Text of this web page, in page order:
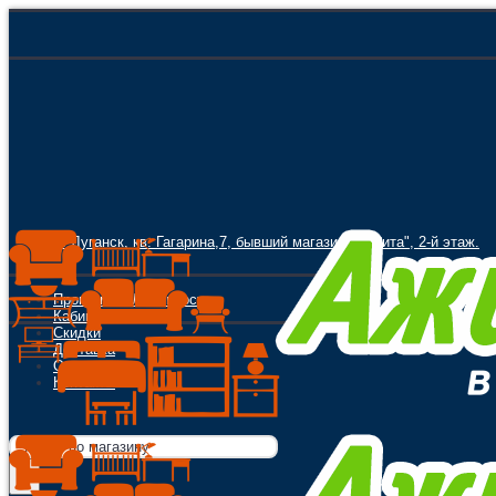
г. Луганск, кв. Гагарина,7, бывший магазин "Орбита", 2-й этаж.
Программа Лояльности
Кабинет
Скидки
Доставка
Оплата
Контакты